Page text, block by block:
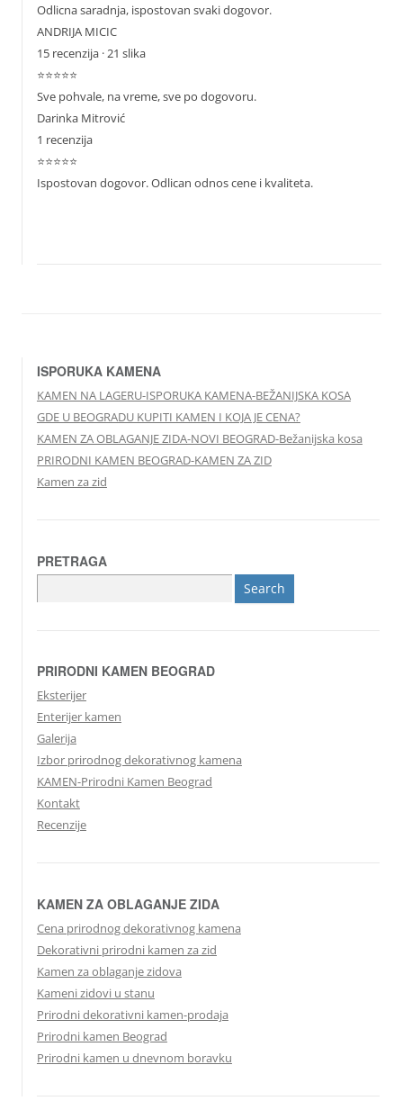
Odlicna saradnja, ispostovan svaki dogovor.
ANDRIJA MICIC
15 recenzija · 21 slika
⭐⭐⭐⭐⭐
Sve pohvale, na vreme, sve po dogovoru.
Darinka Mitrović
1 recenzija
⭐⭐⭐⭐⭐
Ispostovan dogovor. Odlican odnos cene i kvaliteta.
ISPORUKA KAMENA
KAMEN NA LAGERU-ISPORUKA KAMENA-BEŽANIJSKA KOSA
GDE U BEOGRADU KUPITI KAMEN I KOJA JE CENA?
KAMEN ZA OBLAGANJE ZIDA-NOVI BEOGRAD-Bežanijska kosa
PRIRODNI KAMEN BEOGRAD-KAMEN ZA ZID
Kamen za zid
PRETRAGA
for:
PRIRODNI KAMEN BEOGRAD
Eksterijer
Enterijer kamen
Galerija
Izbor prirodnog dekorativnog kamena
KAMEN-Prirodni Kamen Beograd
Kontakt
Recenzije
KAMEN ZA OBLAGANJE ZIDA
Cena prirodnog dekorativnog kamena
Dekorativni prirodni kamen za zid
Kamen za oblaganje zidova
Kameni zidovi u stanu
Prirodni dekorativni kamen-prodaja
Prirodni kamen Beograd
Prirodni kamen u dnevnom boravku